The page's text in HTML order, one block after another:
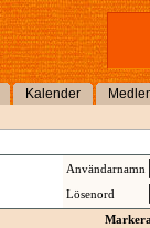
Kalender
Användarnamn
Lösenord